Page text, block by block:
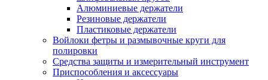
Алюминиевые держатели
Резиновые держатели
Пластиковые держатели
Войлоки фетры и размывочные круги для
полировки
Средства защиты и измерительный инструмент
Приспособления и аксессуары